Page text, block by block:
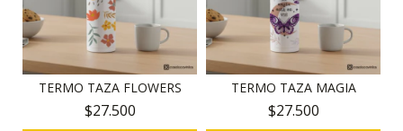
TERMO TAZA FLOWERS
$27.500
TERMO TAZA MAGIA
$27.500